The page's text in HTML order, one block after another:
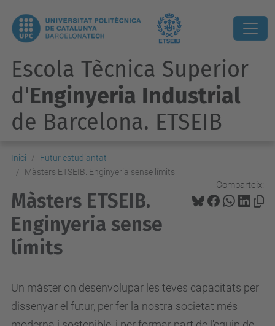
Escola Tècnica Superior
d'Enginyeria Industrial
de Barcelona. ETSEIB
Inici
Futur estudiantat
Màsters ETSEIB. Enginyeria sense límits
Comparteix:
Màsters ETSEIB.
Enginyeria sense
límits
Un màster on desenvolupar les teves capacitats per
dissenyar el futur, per fer la nostra societat més